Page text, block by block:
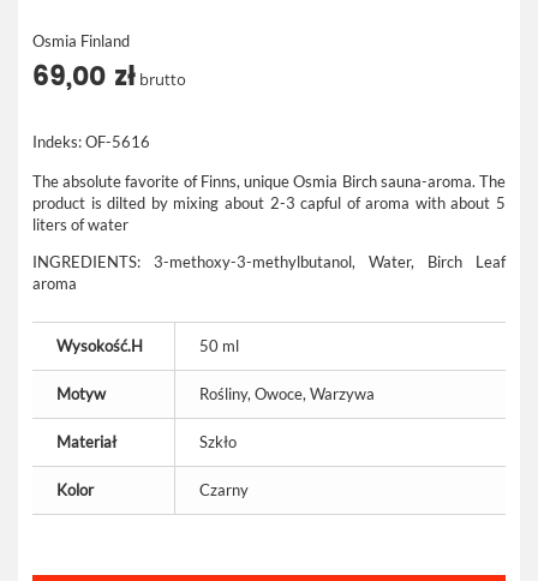
Osmia Finland
69,00 zł brutto
Indeks:OF-5616
The absolute favorite of Finns, unique Osmia Birch sauna-aroma. The
product is dilted by mixing about 2-3 capful of aroma with about 5
liters of water
INGREDIENTS: 3-methoxy-3-methylbutanol, Water, Birch Leaf
aroma
Wysokość.H 50 ml
Motyw Rośliny, Owoce, Warzywa
Materiał Szkło
Kolor Czarny